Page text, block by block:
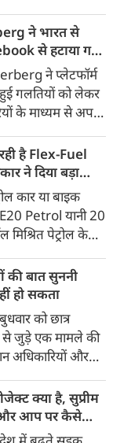
का पहला वीडियो
दिया है। इस नए
का नाम Ather
गया है। कंपनी इसे
को होने वाले
Community
भारतीय बाजार में पेश
ने भारत से
से हटाया गया
ने प्लेटफॉर्म
गलतियों को लेकर
के माध्यम से अपनी
Meta ने यह भी
कि कुछ खास तरह के
लोगों तक पहुंचाने के
का भुगतान किया
के मुताबिक, Meta ने
करते हुए माफी मांगी
जताया।
है Flex-Fuel
ने दिया बड़ा
कार या बाइक
Petrol यानी 20
मिश्रित पेट्रोल के
खबर है। भारी
स्पष्ट किया है कि
अधिक एथनॉल
चलने वाले Flex-
बढ़ावा देने के लिए
कोई राष्ट्रीय नीति
ने यह भी स्पष्ट
Fuel और Electric
करने को
की बात सुननी
हो सकता
को छात्र
से जुड़े एक मामले की
अधिकारियों और
कि युवा छात्रों के
दौरान हिंसा रोकने के
तरीके अपनाए गए,
क्या है, सुप्रीम
और आप पर कैसे